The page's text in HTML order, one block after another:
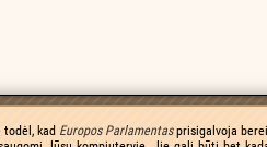
kad Europos Parlamentasprisigalvoja